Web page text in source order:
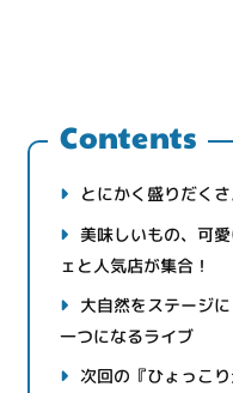
Contents
とにかく盛りだく
美味しいもの、可
ェと人気店が集合！
大自然をステージ
一つになるライブ
次回の『ひょっこ